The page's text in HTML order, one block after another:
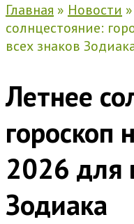
Главная » Новости »
солнцестояние:
всех знаков
Летнее
гороскоп
2026 для
Зодиака